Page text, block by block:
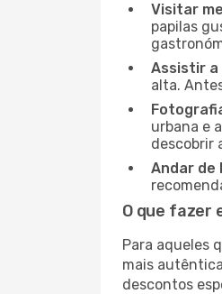
Visitar
papilas
Assistir
alta.
urbana e
descobrir
Andar de
O que fazer
Para aqueles
mais
descontos